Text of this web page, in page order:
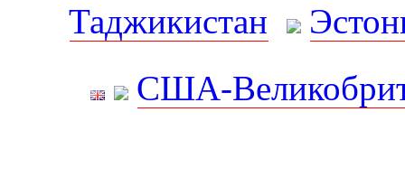
Таджикистан
США-